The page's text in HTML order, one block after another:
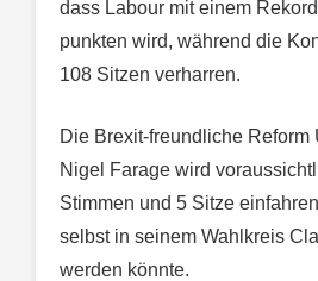
dass Labour mit einem
punkten wird, während die
108 Sitzen verharren.
Die Brexit-freundliche Reform
Nigel Farage wird
Stimmen und 5 Sitze
selbst in seinem Wahlkreis
werden könnte.